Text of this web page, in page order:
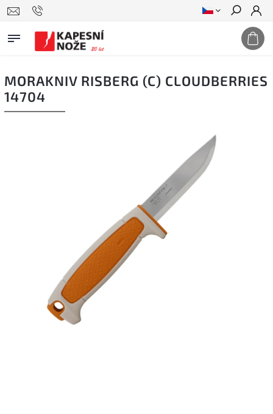
Hledat
MORAKNIV RISBERG (C) CLOUDBERRIES
14704